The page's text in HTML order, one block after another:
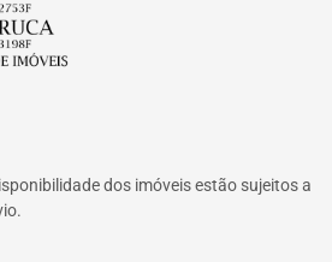
dos imóveis estão sujeitos a